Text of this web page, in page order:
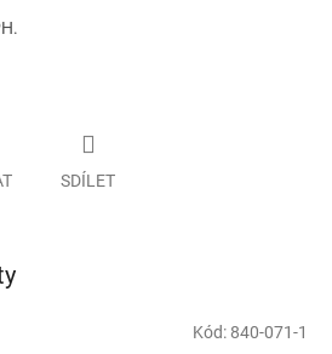
SDÍLET
Kód: 840-071-1